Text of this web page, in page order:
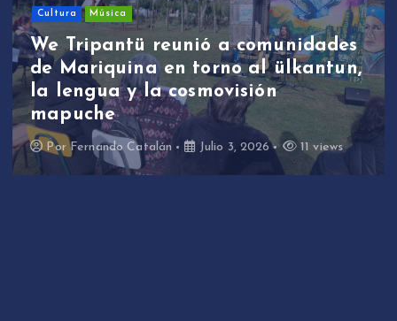
Cultura Música
We Tripantü reunió a comunidades
de Mariquina en torno al ülkantun,
la lengua y la cosmovisión
mapuche
Por Fernando Catalán Julio 3, 2026 11 views